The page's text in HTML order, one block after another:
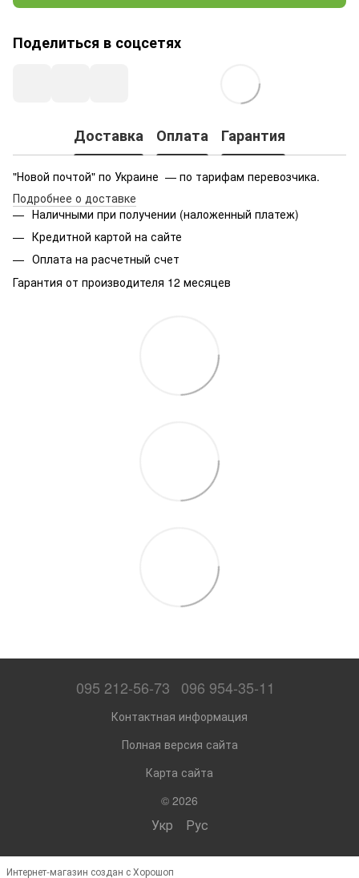
Поделиться в соцсетях
Доставка Оплата Гарантия
"Новой почтой" по Украине — по тарифам перевозчика.
Подробнее о доставке
Наличными при получении (наложенный платеж)
Кредитной картой на сайте
Оплата на расчетный счет
Гарантия от производителя 12 месяцев
095 212-56-73 096 954-35-11
Контактная информация
Полная версия сайта
Карта сайта
© 2026
Укр Рус
Интернет-магазин создан с Хорошоп